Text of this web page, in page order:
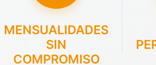
MENSUALIDADES
SIN
COMPROMISO